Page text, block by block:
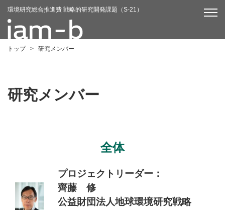
環境研究総合推進費 戦略的研究開発課題（S-21）
トップ> 研究メンバー
研究メンバー
全体
プロジェクトリーダー：
齊藤 修
公益財団法人地球環境研究戦略